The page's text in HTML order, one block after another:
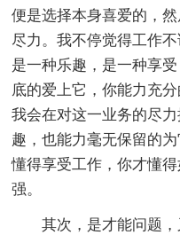
便是选择本身喜爱的，
尽力。我不停觉得工作
是一种乐趣，是一种享
底的爱上它，你能力充
我会在对这一业务的尽
趣，也能力毫无保留的
懂得享受工作，你才懂
强。
其次，是才能问题，